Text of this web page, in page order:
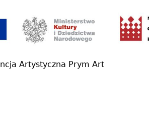
Artystyczna Prym Art